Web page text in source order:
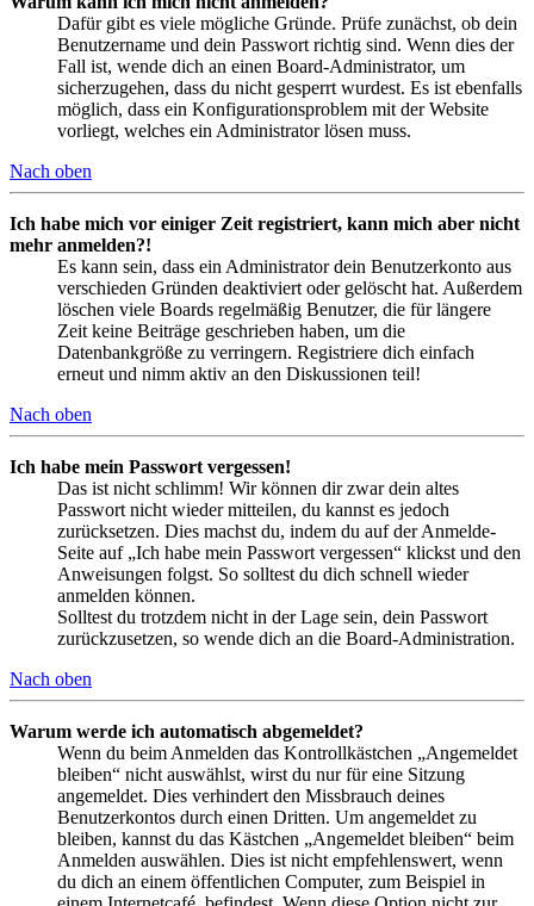
Dafür gibt es viele mögliche Gründe. Prüfe zunächst, ob dein
Benutzername und dein Passwort richtig sind. Wenn dies der
Fall ist, wende dich an einen Board-Administrator, um
sicherzugehen, dass du nicht gesperrt wurdest. Es ist ebenfalls
möglich, dass ein Konfigurationsproblem mit der Website
vorliegt, welches ein Administrator lösen muss.
Nach oben
Ich habe mich vor einiger Zeit registriert, kann mich aber nicht
mehr anmelden?!
Es kann sein, dass ein Administrator dein Benutzerkonto aus
verschieden Gründen deaktiviert oder gelöscht hat. Außerdem
löschen viele Boards regelmäßig Benutzer, die für längere
Zeit keine Beiträge geschrieben haben, um die
Datenbankgröße zu verringern. Registriere dich einfach
erneut und nimm aktiv an den Diskussionen teil!
Nach oben
Ich habe mein Passwort vergessen!
Das ist nicht schlimm! Wir können dir zwar dein altes
Passwort nicht wieder mitteilen, du kannst es jedoch
zurücksetzen. Dies machst du, indem du auf der Anmelde-
Seite auf „Ich habe mein Passwort vergessen“ klickst und den
Anweisungen folgst. So solltest du dich schnell wieder
anmelden können.
Solltest du trotzdem nicht in der Lage sein, dein Passwort
zurückzusetzen, so wende dich an die Board-Administration.
Nach oben
Warum werde ich automatisch abgemeldet?
Wenn du beim Anmelden das Kontrollkästchen „Angemeldet
bleiben“ nicht auswählst, wirst du nur für eine Sitzung
angemeldet. Dies verhindert den Missbrauch deines
Benutzerkontos durch einen Dritten. Um angemeldet zu
bleiben, kannst du das Kästchen „Angemeldet bleiben“ beim
Anmelden auswählen. Dies ist nicht empfehlenswert, wenn
du dich an einem öffentlichen Computer, zum Beispiel in